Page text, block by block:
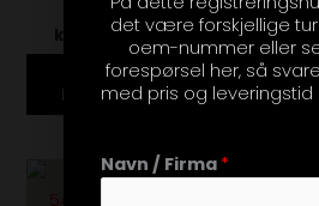
kr 374.00 + mva
Legg i
handlekurv
kan
velges
på
det være forskjellige
oem-nummer eller
forespørsel her, så
med pris og leveringstid
Navn / Firma *